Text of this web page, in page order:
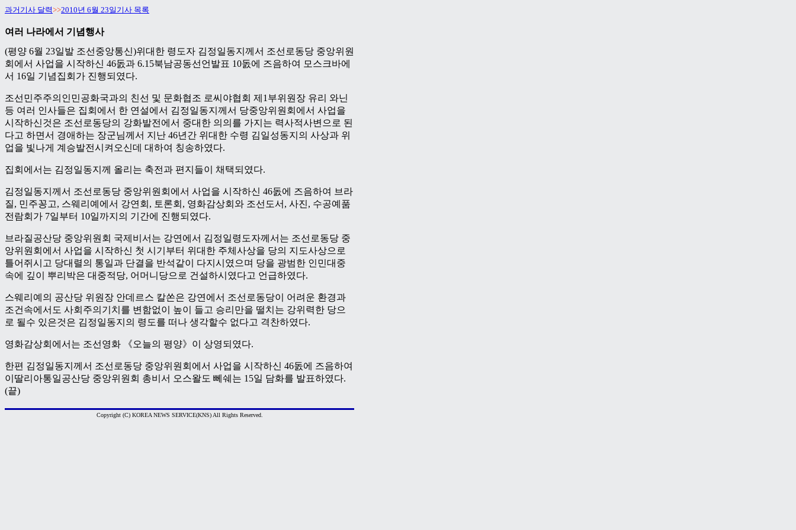
과거기사 달력>>2010년 6월 23일기사 목록
여러 나라에서 기념행사
(평양 6월 23일발 조선중앙통신)위대한 령도자 김정일동지께서 조선로동당 중앙위원
회에서 사업을 시작하신 46돐과 6.15북남공동선언발표 10돐에 즈음하여 모스크바에
서 16일 기념집회가 진행되였다.
조선민주주의인민공화국과의 친선 및 문화협조 로씨야협회 제1부위원장 유리 와닌
등 여러 인사들은 집회에서 한 연설에서 김정일동지께서 당중앙위원회에서 사업을
시작하신것은 조선로동당의 강화발전에서 중대한 의의를 가지는 력사적사변으로 된
다고 하면서 경애하는 장군님께서 지난 46년간 위대한 수령 김일성동지의 사상과 위
업을 빛나게 계승발전시켜오신데 대하여 칭송하였다.
집회에서는 김정일동지께 올리는 축전과 편지들이 채택되였다.
김정일동지께서 조선로동당 중앙위원회에서 사업을 시작하신 46돐에 즈음하여 브라
질, 민주꽁고, 스웨리예에서 강연회, 토론회, 영화감상회와 조선도서, 사진, 수공예품
전람회가 7일부터 10일까지의 기간에 진행되였다.
브라질공산당 중앙위원회 국제비서는 강연에서 김정일령도자께서는 조선로동당 중
앙위원회에서 사업을 시작하신 첫 시기부터 위대한 주체사상을 당의 지도사상으로
틀어쥐시고 당대렬의 통일과 단결을 반석같이 다지시였으며 당을 광범한 인민대중
속에 깊이 뿌리박은 대중적당, 어머니당으로 건설하시였다고 언급하였다.
스웨리예의 공산당 위원장 안데르스 칼쏜은 강연에서 조선로동당이 어려운 환경과
조건속에서도 사회주의기치를 변함없이 높이 들고 승리만을 떨치는 강위력한 당으
로 될수 있은것은 김정일동지의 령도를 떠나 생각할수 없다고 격찬하였다.
영화감상회에서는 조선영화 《오늘의 평양》이 상영되였다.
한편 김정일동지께서 조선로동당 중앙위원회에서 사업을 시작하신 46돐에 즈음하여
이딸리아통일공산당 중앙위원회 총비서 오스왈도 뻬쉐는 15일 담화를 발표하였다.
(끝)
Copyright (C) KOREA NEWS SERVICE(KNS) All Rights Reserved.